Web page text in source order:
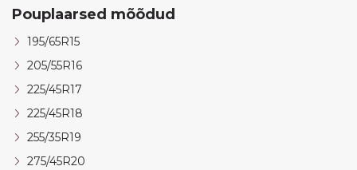
Pouplaarsed mõõdud
195/65R15
205/55R16
225/45R17
225/45R18
255/35R19
275/45R20